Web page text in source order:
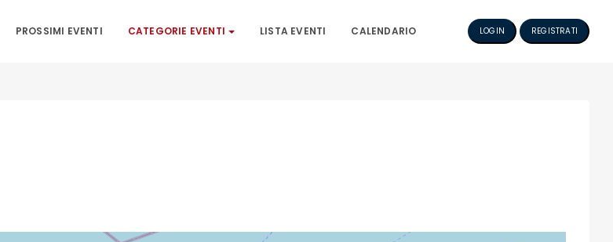
PROSSIMI EVENTI CATEGORIE EVENTI LISTA EVENTI CALENDARIO LOGIN REGISTRATI